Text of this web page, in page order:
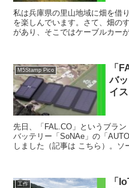
私は兵庫県の里山地域に畑を借
を楽しんでいます。さて、畑の
があり、そこではケーブルカー
見の森」が近々営業終了すると
M5Stamp Pico
「
バ
イ
先日、「FAL.CO」というブラ
バッテリー「SoNAe」の「
しました（記事は こちら）。ソ
工作
「